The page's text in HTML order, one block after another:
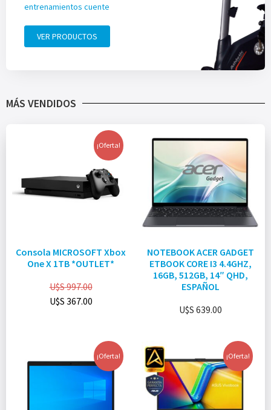
entrenamientos cuente
VER PRODUCTOS
MÁS VENDIDOS
¡Oferta!
Consola MICROSOFT Xbox
One X 1TB *OUTLET*
U$S997.00
U$S 367.00
NOTEBOOK ACER GADGET
ETBOOK CORE I3 4.4GHZ,
16GB, 512GB, 14″ QHD,
ESPAÑOL
U$S 639.00
¡Oferta! ¡Oferta!